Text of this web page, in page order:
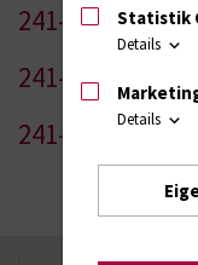
241-1
241-2
241-3
Statistik
Details
Details